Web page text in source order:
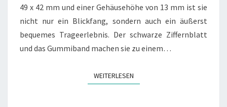
49 x 42 mm und einer Gehäusehöhe von 13 mm ist sie
nicht nur ein Blickfang, sondern auch ein äußerst
bequemes Trageerlebnis. Der schwarze Ziffernblatt
und das Gummiband machen sie zu einem…
WEITERLESENWEITERLESEN